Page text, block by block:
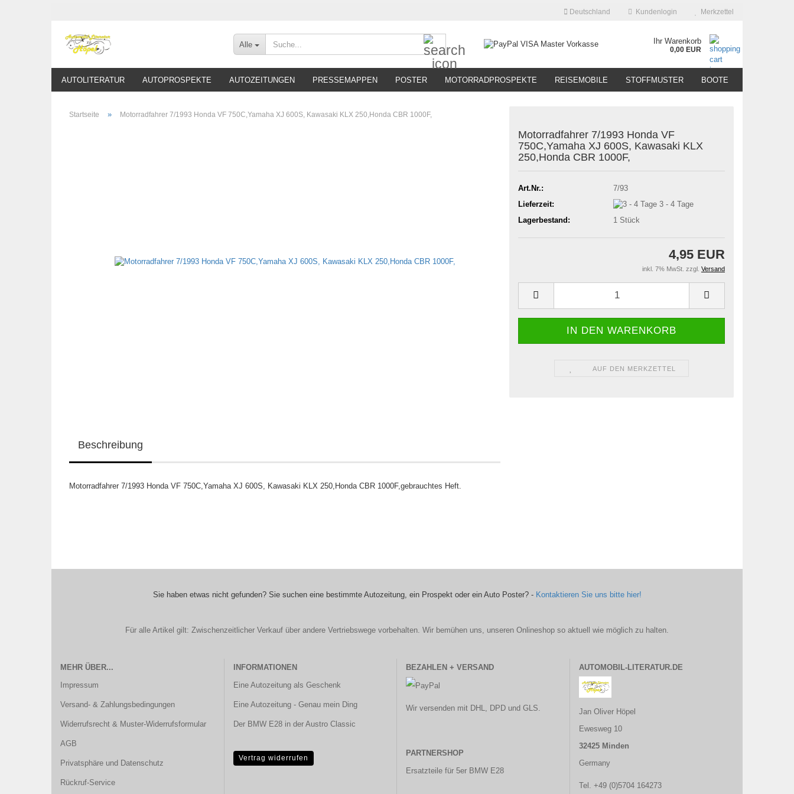
Deutschland Kundenlogin Merkzettel
Alle Ihr Warenkorb
0,00 EUR
AUTOLITERATUR AUTOPROSPEKTE AUTOZEITUNGEN PRESSEMAPPEN POSTER MOTORRADPROSPEKTE REISEMOBILE STOFFMUSTER BOOTE
Startseite » Motorradfahrer 7/1993 Honda VF 750C,Yamaha XJ 600S, Kawasaki KLX 250,Honda CBR 1000F,
Motorradfahrer 7/1993 Honda VF
750C,Yamaha XJ 600S, Kawasaki KLX
250,Honda CBR 1000F,
Art.Nr.:
7/93
Lieferzeit:
3 - 4 Tage
Lagerbestand:
1 Stück
4,95 EUR
inkl. 7% MwSt. zzgl. Versand
AUF DEN MERKZETTEL
Beschreibung
Motorradfahrer 7/1993 Honda VF 750C,Yamaha XJ 600S, Kawasaki KLX 250,Honda CBR 1000F,gebrauchtes Heft.
Sie haben etwas nicht gefunden? Sie suchen eine bestimmte Autozeitung, ein Prospekt oder ein Auto Poster? - Kontaktieren Sie uns bitte hier!
Für alle Artikel gilt: Zwischenzeitlicher Verkauf über andere Vertriebswege vorbehalten. Wir bemühen uns, unseren Onlineshop so aktuell wie möglich zu halten.
MEHR ÜBER...
Impressum
Versand- & Zahlungsbedingungen
Widerrufsrecht & Muster-Widerrufsformular
AGB
Privatsphäre und Datenschutz
Rückruf-Service
INFORMATIONEN
Eine Autozeitung als Geschenk
Eine Autozeitung - Genau mein Ding
Der BMW E28 in der Austro Classic
Vertrag widerrufen
BEZAHLEN + VERSAND
Wir versenden mit DHL, DPD und GLS.
PARTNERSHOP
Ersatzteile für 5er BMW E28
AUTOMOBIL-LITERATUR.DE
Jan Oliver Höpel
Ewesweg 10
32425 Minden
Germany
Tel. +49 (0)5704 164273